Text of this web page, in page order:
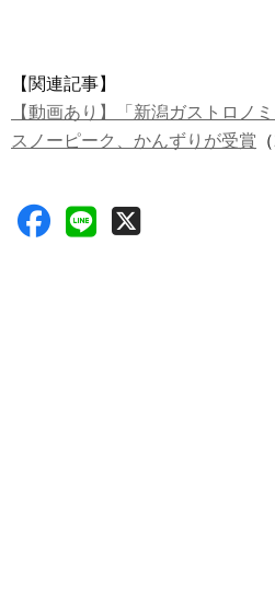
【関連記事】
【動画あり】「新潟ガストロノ
スノーピーク、かんずりが受賞